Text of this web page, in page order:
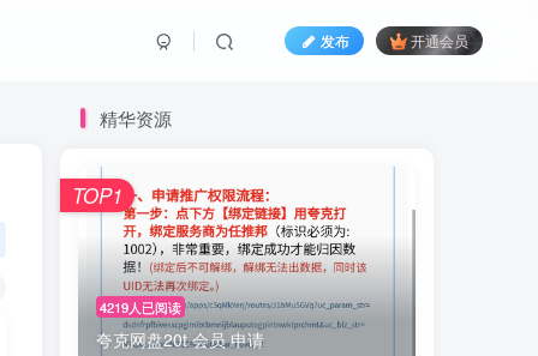
发布 开通会员
精华资源
4219人已阅读
夸克网盘20t 会员 申请
TOP1